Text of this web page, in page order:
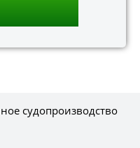
судопроизводство